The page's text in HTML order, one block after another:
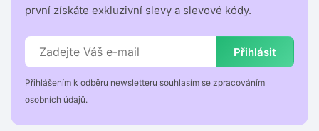
první získáte exkluzivní slevy a slevové kódy.
Přihlásit
Přihlášením k odběru newsletteru souhlasím se zpracováním
osobních údajů.